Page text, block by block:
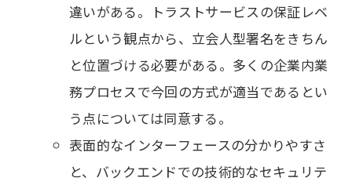
違いがある。トラストサービスの保証レベ
ルという観点から、立会人型署名をきちん
と位置づける必要がある。多くの企業内業
務プロセスで今回の方式が適当であるとい
う点については同意する。
表面的なインターフェースの分かりやすさ
と、バックエンドでの技術的なセキュリテ